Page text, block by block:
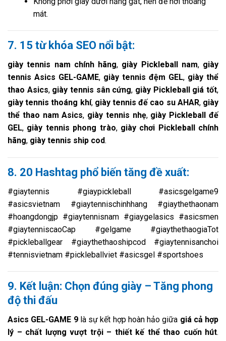
mát.
7. 15 từ khóa SEO nổi bật:
giày tennis nam chính hãng, giày Pickleball nam, giày
tennis Asics GEL-GAME, giày tennis đệm GEL, giày thể
thao Asics, giày tennis sân cứng, giày Pickleball giá tốt,
giày tennis thoáng khí, giày tennis đế cao su AHAR, giày
thể thao nam Asics, giày tennis nhẹ, giày Pickleball đế
GEL, giày tennis phong trào, giày chơi Pickleball chính
hãng, giày tennis ship cod.
8. 20 Hashtag phổ biến tăng đề xuất:
#giaytennis #giaypickleball #asicsgelgame9
#asicsvietnam #giaytennischinhhang #giaythethaonam
#hoangdongjp #giaytennisnam #giaygelasics #asicsmen
#giaytenniscaoCap #gelgame #giaythethaogiaTot
#pickleballgear #giaythethaoshipcod #giaytennisanchoi
#tennisvietnam #pickleballviet #asicsgel #sportshoes
9. Kết luận: Chọn đúng giày – Tăng phong
độ thi đấu
Asics GEL-GAME 9là sự kết hợp hoàn hảo giữa giá cả hợp
lý – chất lượng vượt trội – thiết kế thể thao cuốn hút.